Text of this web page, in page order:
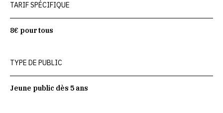
TARIF SPÉCIFIQUE
8€ pour tous
TYPE DE PUBLIC
Jeune public dès 5 ans